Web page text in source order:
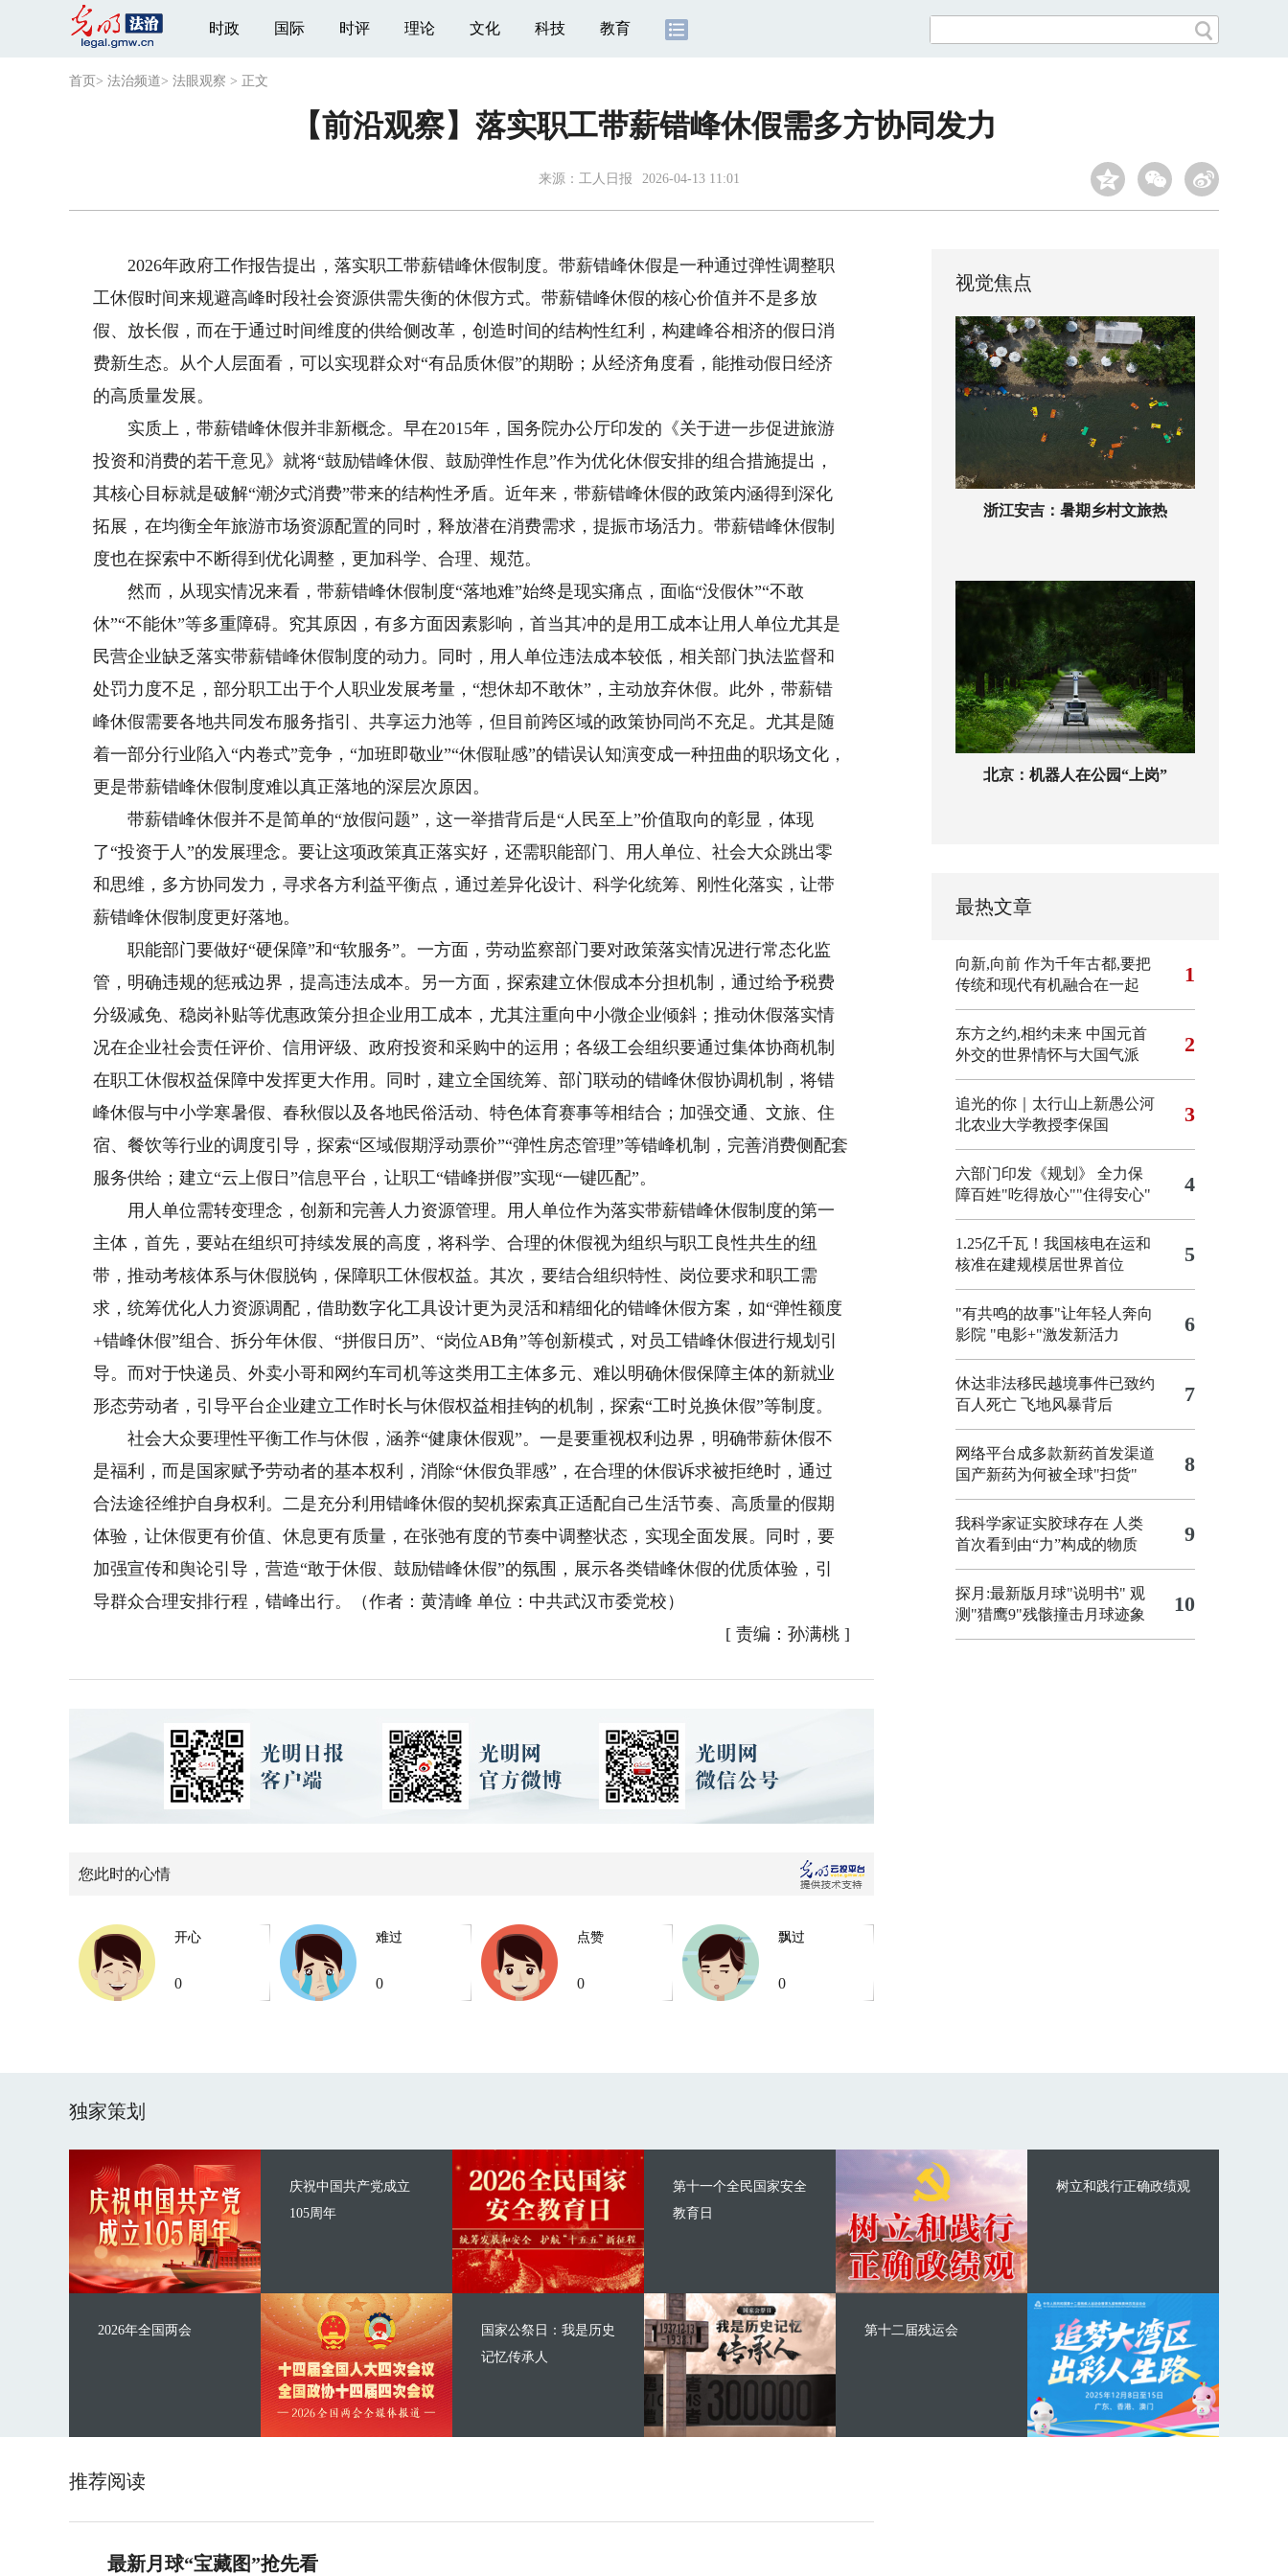
时政 国际 时评 理论 文化 科技 教育
首页 > 法治频道> 法眼观察 > 正文
【前沿观察】落实职工带薪错峰休假需多方协同发力
来源： 工人日报 2026-04-13 11:01
2026年政府工作报告提出，落实职工带薪错峰休假制度。带薪错峰休假是一种通过弹性调整职
工休假时间来规避高峰时段社会资源供需失衡的休假方式。带薪错峰休假的核心价值并不是多放
假、放长假，而在于通过时间维度的供给侧改革，创造时间的结构性红利，构建峰谷相济的假日消
费新生态。从个人层面看，可以实现群众对“有品质休假”的期盼；从经济角度看，能推动假日经济
的高质量发展。
实质上，带薪错峰休假并非新概念。早在2015年，国务院办公厅印发的《关于进一步促进旅游
投资和消费的若干意见》就将“鼓励错峰休假、鼓励弹性作息”作为优化休假安排的组合措施提出，
其核心目标就是破解“潮汐式消费”带来的结构性矛盾。近年来，带薪错峰休假的政策内涵得到深化
拓展，在均衡全年旅游市场资源配置的同时，释放潜在消费需求，提振市场活力。带薪错峰休假制
度也在探索中不断得到优化调整，更加科学、合理、规范。
然而，从现实情况来看，带薪错峰休假制度“落地难”始终是现实痛点，面临“没假休”“不敢
休”“不能休”等多重障碍。究其原因，有多方面因素影响，首当其冲的是用工成本让用人单位尤其是
民营企业缺乏落实带薪错峰休假制度的动力。同时，用人单位违法成本较低，相关部门执法监督和
处罚力度不足，部分职工出于个人职业发展考量，“想休却不敢休”，主动放弃休假。此外，带薪错
峰休假需要各地共同发布服务指引、共享运力池等，但目前跨区域的政策协同尚不充足。尤其是随
着一部分行业陷入“内卷式”竞争，“加班即敬业”“休假耻感”的错误认知演变成一种扭曲的职场文化，
更是带薪错峰休假制度难以真正落地的深层次原因。
带薪错峰休假并不是简单的“放假问题”，这一举措背后是“人民至上”价值取向的彰显，体现
了“投资于人”的发展理念。要让这项政策真正落实好，还需职能部门、用人单位、社会大众跳出零
和思维，多方协同发力，寻求各方利益平衡点，通过差异化设计、科学化统筹、刚性化落实，让带
薪错峰休假制度更好落地。
职能部门要做好“硬保障”和“软服务”。一方面，劳动监察部门要对政策落实情况进行常态化监
管，明确违规的惩戒边界，提高违法成本。另一方面，探索建立休假成本分担机制，通过给予税费
分级减免、稳岗补贴等优惠政策分担企业用工成本，尤其注重向中小微企业倾斜；推动休假落实情
况在企业社会责任评价、信用评级、政府投资和采购中的运用；各级工会组织要通过集体协商机制
在职工休假权益保障中发挥更大作用。同时，建立全国统筹、部门联动的错峰休假协调机制，将错
峰休假与中小学寒暑假、春秋假以及各地民俗活动、特色体育赛事等相结合；加强交通、文旅、住
宿、餐饮等行业的调度引导，探索“区域假期浮动票价”“弹性房态管理”等错峰机制，完善消费侧配套
服务供给；建立“云上假日”信息平台，让职工“错峰拼假”实现“一键匹配”。
用人单位需转变理念，创新和完善人力资源管理。用人单位作为落实带薪错峰休假制度的第一
主体，首先，要站在组织可持续发展的高度，将科学、合理的休假视为组织与职工良性共生的纽
带，推动考核体系与休假脱钩，保障职工休假权益。其次，要结合组织特性、岗位要求和职工需
求，统筹优化人力资源调配，借助数字化工具设计更为灵活和精细化的错峰休假方案，如“弹性额度
+错峰休假”组合、拆分年休假、“拼假日历”、“岗位AB角”等创新模式，对员工错峰休假进行规划引
导。而对于快递员、外卖小哥和网约车司机等这类用工主体多元、难以明确休假保障主体的新就业
形态劳动者，引导平台企业建立工作时长与休假权益相挂钩的机制，探索“工时兑换休假”等制度。
社会大众要理性平衡工作与休假，涵养“健康休假观”。一是要重视权利边界，明确带薪休假不
是福利，而是国家赋予劳动者的基本权利，消除“休假负罪感”，在合理的休假诉求被拒绝时，通过
合法途径维护自身权利。二是充分利用错峰休假的契机探索真正适配自己生活节奏、高质量的假期
体验，让休假更有价值、休息更有质量，在张弛有度的节奏中调整状态，实现全面发展。同时，要
加强宣传和舆论引导，营造“敢于休假、鼓励错峰休假”的氛围，展示各类错峰休假的优质体验，引
导群众合理安排行程，错峰出行。（作者：黄清峰 单位：中共武汉市委党校）
[ 责编：孙满桃 ]
您此时的心情
开心
0
难过
0
点赞
0
飘过
0
视觉焦点
浙江安吉：暑期乡村文旅热
北京：机器人在公园“上岗”
最热文章
向新,向前 作为千年古都,要把
传统和现代有机融合在一起
1
东方之约,相约未来 中国元首
外交的世界情怀与大国气派
2
追光的你｜太行山上新愚公河
北农业大学教授李保国
3
六部门印发《规划》 全力保
障百姓"吃得放心""住得安心"
4
1.25亿千瓦！我国核电在运和
核准在建规模居世界首位
5
"有共鸣的故事"让年轻人奔向
影院 "电影+"激发新活力 6
休达非法移民越境事件已致约
百人死亡 飞地风暴背后 7
网络平台成多款新药首发渠道
国产新药为何被全球"扫货"
8
我科学家证实胶球存在 人类
首次看到由“力”构成的物质
9
探月:最新版月球"说明书" 观
测"猎鹰9"残骸撞击月球迹象
10
独家策划
庆祝中国共产党成立
105周年
2026年全国两会
第十一个全民国家安全
教育日
国家公祭日：我是历史
记忆传承人
树立和践行正确政绩观
第十二届残运会
推荐阅读
最新月球“宝藏图”抢先看